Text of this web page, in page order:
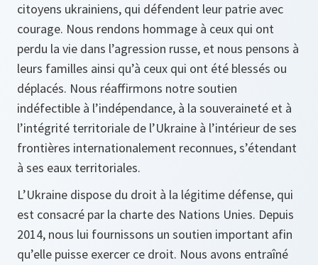
citoyens ukrainiens, qui défendent leur patrie avec
courage. Nous rendons hommage à ceux qui ont
perdu la vie dans l’agression russe, et nous pensons à
leurs familles ainsi qu’à ceux qui ont été blessés ou
déplacés. Nous réaffirmons notre soutien
indéfectible à l’indépendance, à la souveraineté et à
l’intégrité territoriale de l’Ukraine à l’intérieur de ses
frontières internationalement reconnues, s’étendant
à ses eaux territoriales.
L’Ukraine dispose du droit à la légitime défense, qui
est consacré par la charte des Nations Unies. Depuis
2014, nous lui fournissons un soutien important afin
qu’elle puisse exercer ce droit. Nous avons entraîné